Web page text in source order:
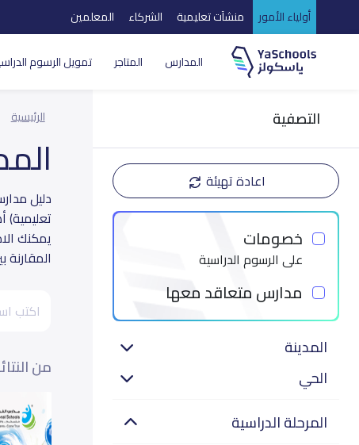
أولياء الأمور منشآت تعليمية الشركاء المعلمين
المدارس المتاجر تمويل الرسوم
التصفية
اعادة تهيئة
خصومات
على الرسوم الدراسية
مدارس متعاقد معها
المدينة
الحي
المرحلة الدراسية
الرئيسية
يمكنك
من